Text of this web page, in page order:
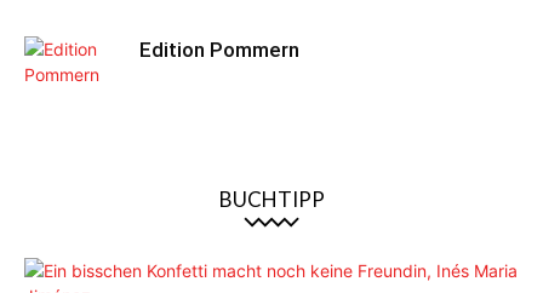
Edition Pommern
BUCHTIPP